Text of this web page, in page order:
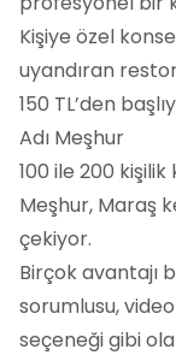
Kişiye özel
uyandıran
150 TL’den
Adı Meşhur
100 ile 200
Meşhur, Maraş
çekiyor.
Birçok avantajı
sorumlusu,
seçeneği gibi